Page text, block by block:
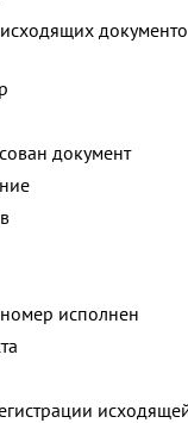
документ
исполнен